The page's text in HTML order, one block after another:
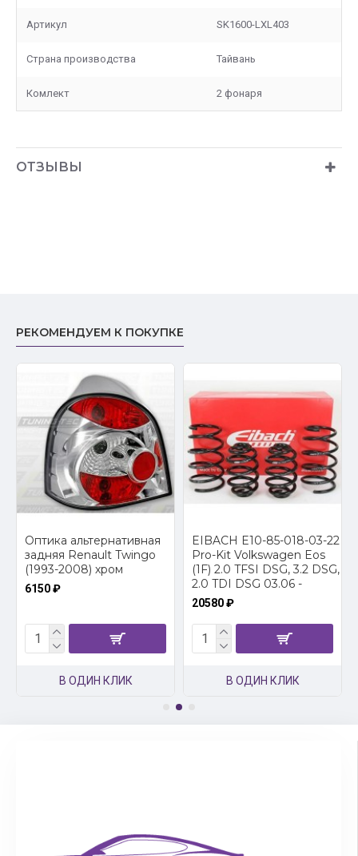
Артикул SK1600-LXL403
Страна производства Тайвань
Комлект 2 фонаря
ОТЗЫВЫ
РЕКОМЕНДУЕМ К ПОКУПКЕ
Оптика альтернативная
задняя Renault Twingo
(1993-2008) хром
6150 ₽
В ОДИН КЛИК
EIBACH E10-85-018-03-22
Pro-Kit Volkswagen Eos
(1F) 2.0 TFSI DSG, 3.2 DSG,
2.0 TDI DSG 03.06 -
20580 ₽
В ОДИН КЛИК